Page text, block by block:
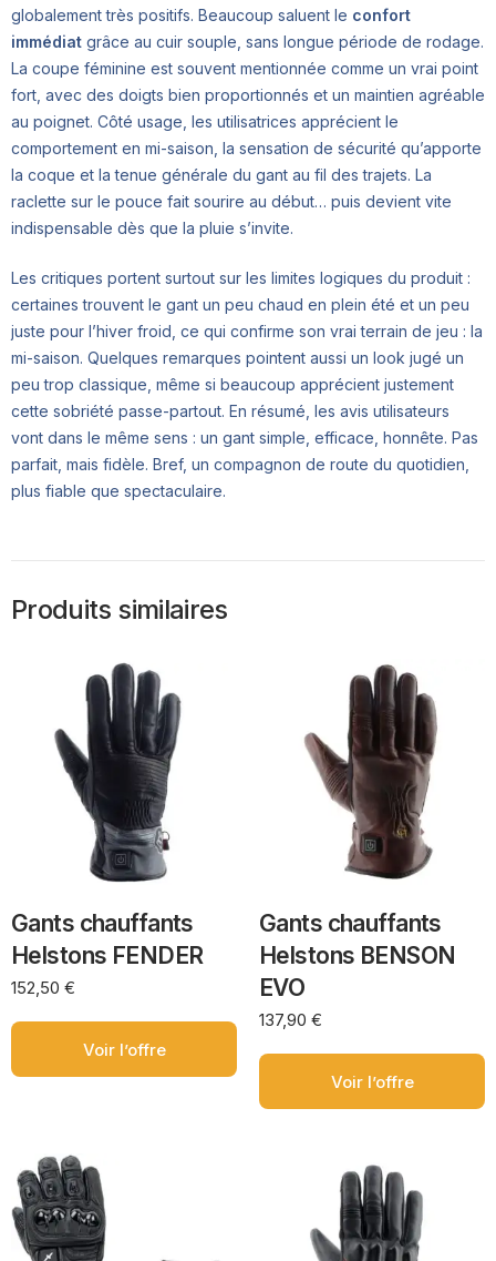
globalement très positifs. Beaucoup saluent le confort
immédiat grâce au cuir souple, sans longue période de rodage.
La coupe féminine est souvent mentionnée comme un vrai point
fort, avec des doigts bien proportionnés et un maintien agréable
au poignet. Côté usage, les utilisatrices apprécient le
comportement en mi-saison, la sensation de sécurité qu’apporte
la coque et la tenue générale du gant au fil des trajets. La
raclette sur le pouce fait sourire au début… puis devient vite
indispensable dès que la pluie s’invite.
Les critiques portent surtout sur les limites logiques du produit :
certaines trouvent le gant un peu chaud en plein été et un peu
juste pour l’hiver froid, ce qui confirme son vrai terrain de jeu : la
mi-saison. Quelques remarques pointent aussi un look jugé un
peu trop classique, même si beaucoup apprécient justement
cette sobriété passe-partout. En résumé, les avis utilisateurs
vont dans le même sens : un gant simple, efficace, honnête. Pas
parfait, mais fidèle. Bref, un compagnon de route du quotidien,
plus fiable que spectaculaire.
Produits similaires
Gants chauffants
Helstons FENDER
152,50 €
Voir l’offre
Gants chauffants
Helstons BENSON
EVO
137,90 €
Voir l’offre